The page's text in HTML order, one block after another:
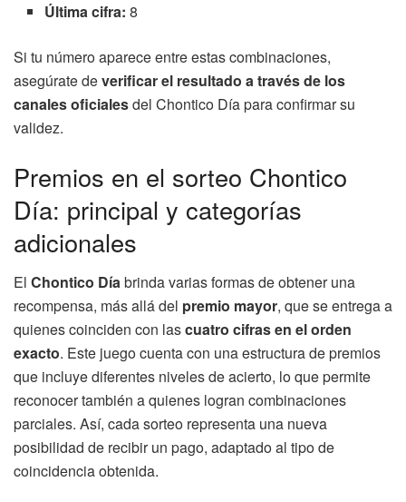
Última cifra: 8
Si tu número aparece entre estas combinaciones,
asegúrate deverificar el resultado a través de los
canales oficialesdel Chontico Día para confirmar su
validez.
Premios en el sorteo Chontico
Día: principal y categorías
adicionales
El Chontico Díabrinda varias formas de obtener una
recompensa, más allá del premio mayor, que se entrega a
quienes coinciden con lascuatro cifras en el orden
exacto. Este juego cuenta con una estructura de premios
que incluye diferentes niveles de acierto, lo que permite
reconocer también a quienes logran combinaciones
parciales. Así, cada sorteo representa una nueva
posibilidad de recibir un pago, adaptado al tipo de
coincidencia obtenida.